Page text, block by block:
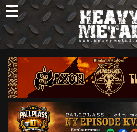
Skip
to
content
Nyheter
Omtaler
Intervjuer
Om oss
Abonner